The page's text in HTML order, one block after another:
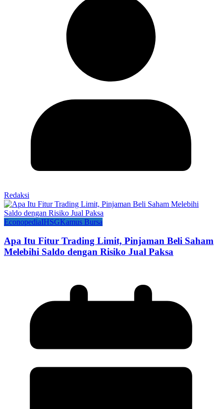
Redaksi
EconopediaIHSGKamus Bursa
Apa Itu Fitur Trading Limit, Pinjaman Beli Saham
Melebihi Saldo dengan Risiko Jual Paksa